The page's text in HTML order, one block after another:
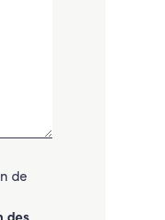
de